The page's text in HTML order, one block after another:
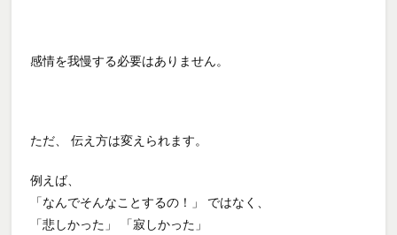
感情を我慢する必要はありません。
ただ、 伝え方は変えられます。
例えば、
「なんでそんなことするの！」 ではなく、
「悲しかった」 「寂しかった」